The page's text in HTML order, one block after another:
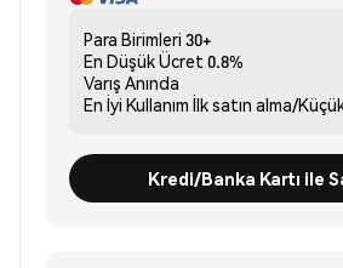
Para Birimleri 30+
En Düşük Ücret 0.8%
Varış Anında
En İyi Kullanım İlk satın alma/
Kredi/Banka Kartı ile